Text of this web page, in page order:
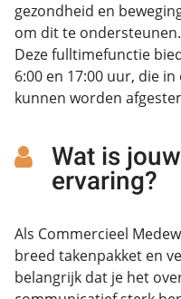
gezondheid en
om dit te ondersteunen.
Deze fulltimefunctie
6:00 en 17:00 uur, die
kunnen worden
Wat is
ervaring?
Als Commercieel
breed takenpakket en
belangrijk dat je het